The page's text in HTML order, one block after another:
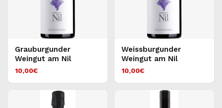
Grauburgunder
Weingut am Nil
10,00€
Weissburgunder
Weingut am Nil
10,00€